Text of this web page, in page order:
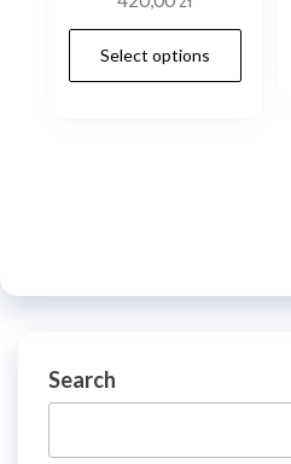
Select options
the
Search